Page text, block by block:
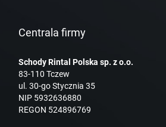
Centrala firmy
Schody Rintal Polska sp. z o.o.
83-110 Tczew
ul. 30-go Stycznia 35
NIP 5932636880
REGON 524896769